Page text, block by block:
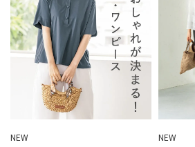
NEW NEW